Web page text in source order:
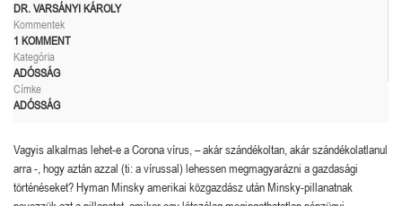
DR. VARSÁNYI KÁROLY
Kommentek
1 KOMMENT
Kategória
ADÓSSÁG
Címke
ADÓSSÁG
Vagyis alkalmas lehet-e a Corona vírus, – akár szándékoltan, akár szándékolatlanul
arra -, hogy aztán azzal (ti: a vírussal) lehessen megmagyarázni a gazdasági
történéseket? Hyman Minsky amerikai közgazdász után Minsky-pillanatnak